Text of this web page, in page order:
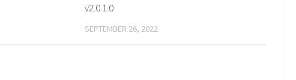
v2.0.1.0
SEPTEMBER 26, 2022